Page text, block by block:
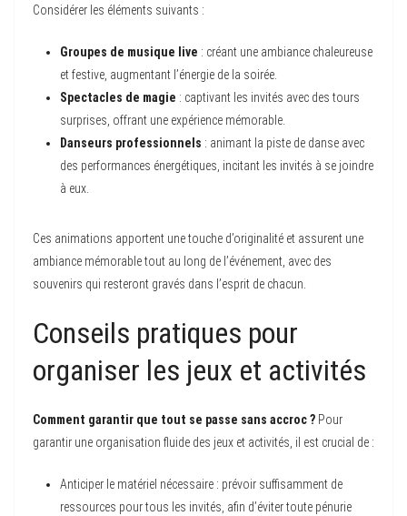
Considérer les éléments suivants :
Groupes de musique live : créant une ambiance chaleureuse
et festive, augmentant l’énergie de la soirée.
Spectacles de magie : captivant les invités avec des tours
surprises, offrant une expérience mémorable.
Danseurs professionnels : animant la piste de danse avec
des performances énergétiques, incitant les invités à se joindre
à eux.
Ces animations apportent une touche d’originalité et assurent une
ambiance mémorable tout au long de l’événement, avec des
souvenirs qui resteront gravés dans l’esprit de chacun.
Conseils pratiques pour
organiser les jeux et activités
Comment garantir que tout se passe sans accroc ? Pour
garantir une organisation fluide des jeux et activités, il est crucial de :
Anticiper le matériel nécessaire : prévoir suffisamment de
ressources pour tous les invités, afin d’éviter toute pénurie